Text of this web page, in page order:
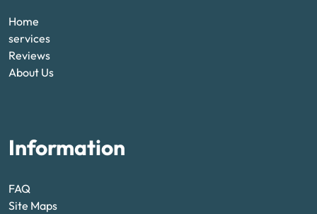
Home
services
Reviews
About Us
Information
FAQ
Site Maps